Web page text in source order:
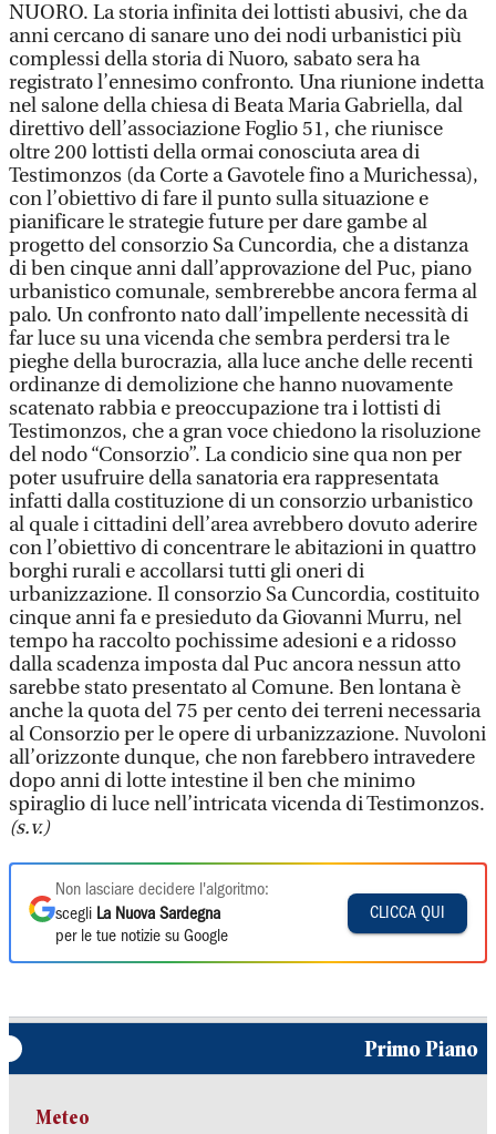
NUORO. La storia infinita dei lottisti abusivi, che da
anni cercano di sanare uno dei nodi urbanistici più
complessi della storia di Nuoro, sabato sera ha
registrato l’ennesimo confronto. Una riunione indetta
nel salone della chiesa di Beata Maria Gabriella, dal
direttivo dell’associazione Foglio 51, che riunisce
oltre 200 lottisti della ormai conosciuta area di
Testimonzos (da Corte a Gavotele fino a Murichessa),
con l’obiettivo di fare il punto sulla situazione e
pianificare le strategie future per dare gambe al
progetto del consorzio Sa Cuncordia, che a distanza
di ben cinque anni dall’approvazione del Puc, piano
urbanistico comunale, sembrerebbe ancora ferma al
palo. Un confronto nato dall’impellente necessità di
far luce su una vicenda che sembra perdersi tra le
pieghe della burocrazia, alla luce anche delle recenti
ordinanze di demolizione che hanno nuovamente
scatenato rabbia e preoccupazione tra i lottisti di
Testimonzos, che a gran voce chiedono la risoluzione
del nodo “Consorzio”. La condicio sine qua non per
poter usufruire della sanatoria era rappresentata
infatti dalla costituzione di un consorzio urbanistico
al quale i cittadini dell’area avrebbero dovuto aderire
con l’obiettivo di concentrare le abitazioni in quattro
borghi rurali e accollarsi tutti gli oneri di
urbanizzazione. Il consorzio Sa Cuncordia, costituito
cinque anni fa e presieduto da Giovanni Murru, nel
tempo ha raccolto pochissime adesioni e a ridosso
dalla scadenza imposta dal Puc ancora nessun atto
sarebbe stato presentato al Comune. Ben lontana è
anche la quota del 75 per cento dei terreni necessaria
al Consorzio per le opere di urbanizzazione. Nuvoloni
all’orizzonte dunque, che non farebbero intravedere
dopo anni di lotte intestine il ben che minimo
spiraglio di luce nell’intricata vicenda di Testimonzos.
(s.v.)
Non lasciare decidere l'algoritmo:
scegli La Nuova Sardegna
per le tue notizie su Google
CLICCA QUI
Primo Piano
Meteo